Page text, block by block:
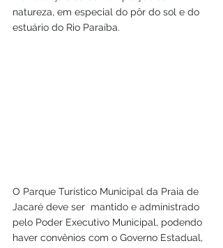
natureza, em especial do pôr do sol e do
estuário do Rio Paraíba.
O Parque Turístico Municipal da Praia de
Jacaré deve ser  mantido e administrado
pelo Poder Executivo Municipal, podendo
haver convênios com o Governo Estadual,